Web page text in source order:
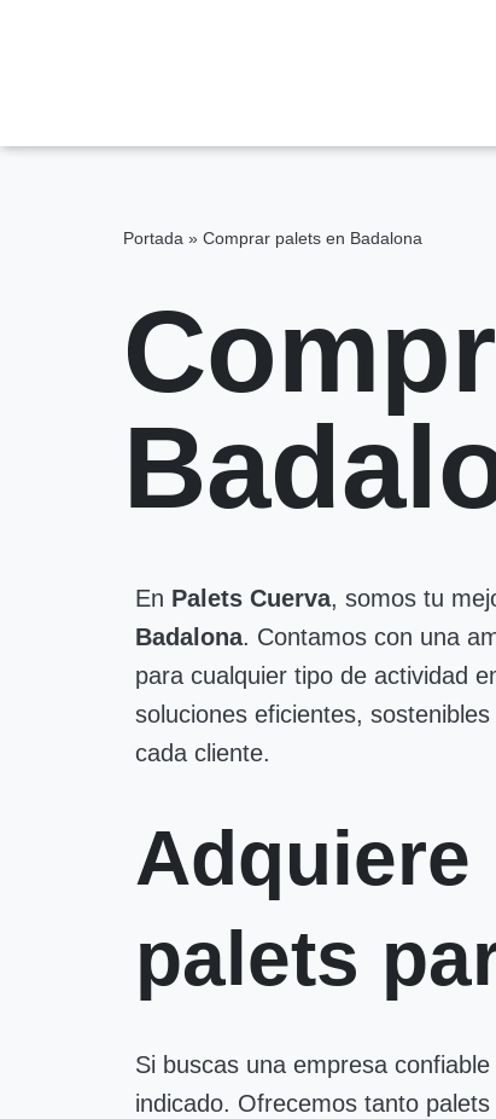
contenido
Portada » Comprar palets en Badalona
En Palets Cuerva, somos tu
Badalona. Contamos con una
para cualquier tipo de actividad
soluciones eficientes,
cada cliente.
Adquiere
palets
Si buscas una empresa
indicado. Ofrecemos tanto